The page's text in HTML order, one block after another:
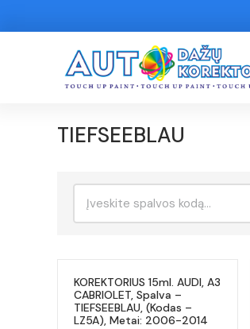
TIEFSEEBLAU
KOREKTORIUS 15ml. AUDI, A3
CABRIOLET, Spalva –
TIEFSEEBLAU, (Kodas –
LZ5A), Metai: 2006-2014